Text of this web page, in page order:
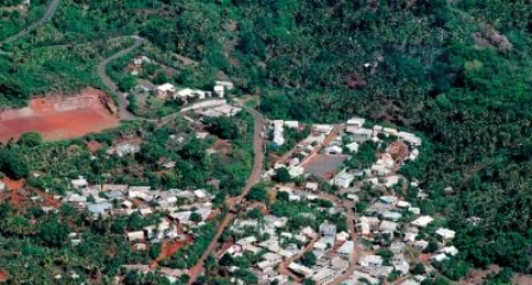
Qui
sommes-
nous ?
S'inscrire à
la
newsletter
Découvrir
l'UNSA